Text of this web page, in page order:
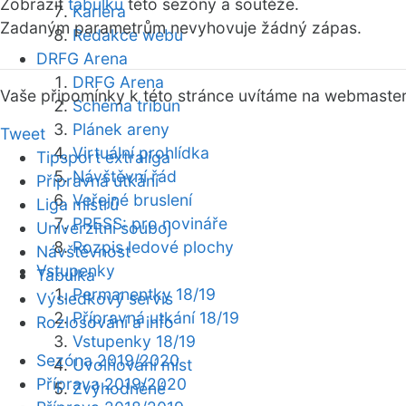
Kariéra
Redakce webu
DRFG Arena
DRFG Arena
Schéma tribun
Plánek areny
Virtuální prohlídka
Návštěvní řád
Veřejné bruslení
PRESS: pro novináře
Rozpis ledové plochy
Vstupenky
Permanentky 18/19
Přípravná utkání 18/19
Vstupenky 18/19
Uvolňování míst
Zvýhodněné
Zobrazit tabulku této sezóny a soutěže.
Zadaným parametrům nevyhovuje žádný zápas.
Vaše připomínky k této stránce uvítáme na webmaster
Tweet
Tipsport extraliga
Přípravná utkání
Liga mistrů
Univerzitní souboj
Návštěvnost
Tabulka
Výsledkový servis
Rozlosování a info
Sezóna 2019/2020
Příprava 2019/2020